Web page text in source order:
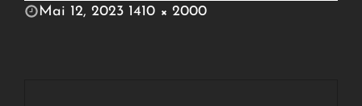
POSTED
Mai 12, 2023 1410 × 2000